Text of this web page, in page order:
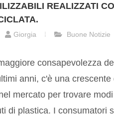
REALIZZATI
Giorgia Buone Notizie
consapevolezza
anni, c'è una
mercato per trovare
di plastica. I consumatori